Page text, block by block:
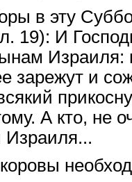
в эту
19): И
Израиля:
зарежут и
А кто, не
Израиля...